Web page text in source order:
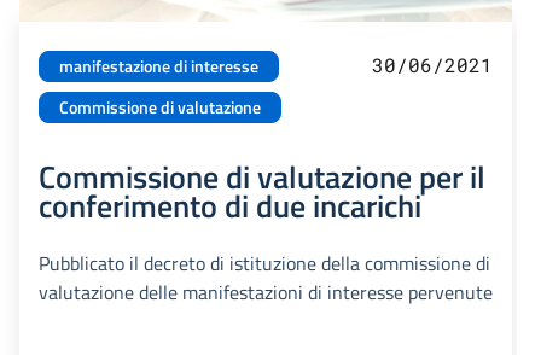
manifestazione di interesse
Commissione di valutazione
30/06/2021
Commissione di valutazione per il
conferimento di due incarichi
Pubblicato il decreto di istituzione della commissione di
valutazione delle manifestazioni di interesse pervenute